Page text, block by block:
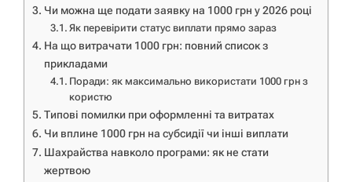
Чи можна ще подати заявку на 1000 грн у 2026 році
Як перевірити статус виплати прямо зараз
На що витрачати 1000 грн: повний список з
прикладами
Поради: як максимально використати 1000 грн з
користю
Типові помилки при оформленні та витратах
Чи вплине 1000 грн на субсидії чи інші виплати
Шахрайства навколо програми: як не стати
жертвою